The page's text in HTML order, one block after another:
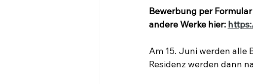
Bewerbung per
andere Werke hier:
Am 15. Juni werden alle
Residenz werden dann